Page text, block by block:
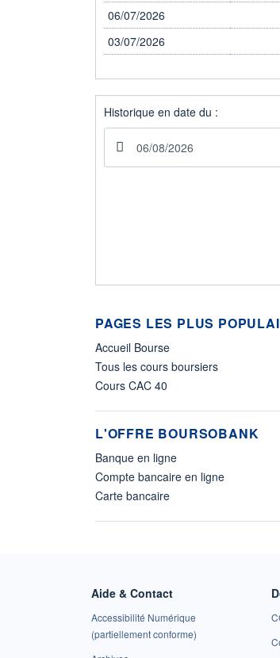
06/07/2026
03/07/2026
Historique en date du :
PAGES LES PLUS
Accueil Bourse
Tous les cours boursiers
Cours CAC 40
L'OFFRE BOURSOBANK
Banque en ligne
Compte bancaire en ligne
Carte bancaire
Aide & Contact
Accessibilité Numérique
(partiellement conforme)